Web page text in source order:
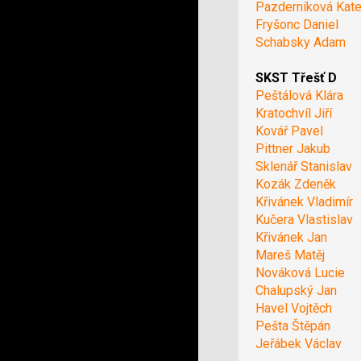
Pazderníková
Fryšonc Daniel
Schabsky Adam
SKST Třešť D
Peštálová Klára
Kratochvíl Jiří
Kovář Pavel
Pittner Jakub
Sklenář Stanislav
Kozák Zdeněk
Křivánek Vladimír
Kučera Vlastislav
Křivánek Jan
Mareš Matěj
Nováková Lucie
Chalupský Jan
Havel Vojtěch
Pešta Štěpán
Jeřábek Václav